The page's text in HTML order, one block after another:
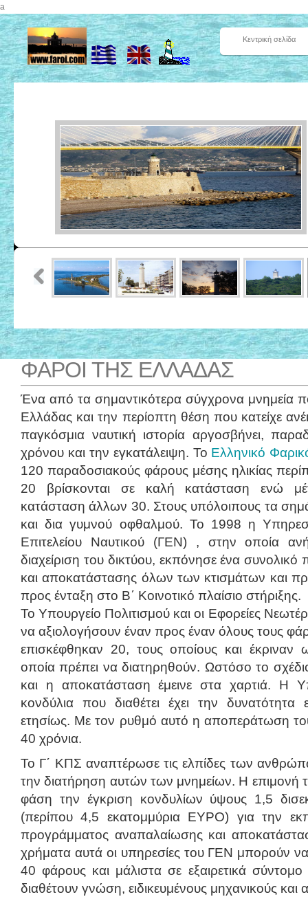
a
Κεντρική σελίδα
ΦΑΡΟΙ ΤΗΣ ΕΛΛΑΔΑΣ
Ένα από τα σημαντικότερα σύγχρονα μνημεία
Ελλάδας και την περίοπτη θέση που κατείχε
παγκόσμια ναυτική ιστορία αργοσβήνει,
χρόνου και την εγκατάλειψη. Το Eλληνικό
120 παραδοσιακούς φάρους μέσης ηλικίας
20 βρίσκονται σε καλή κατάσταση ενώ
κατάσταση άλλων 30. Στους υπόλοιπους τα
και δια γυμνού οφθαλμού. Το 1998 η
Επιτελείου Ναυτικού (ΓΕΝ) , στην οποία
διαχείριση του δικτύου, εκπόνησε ένα
και αποκατάστασης όλων των κτισμάτων και
προς ένταξη στο Β΄ Κοινοτικό πλαίσιο στήριξης.
Το Υπουργείο Πολιτισμού και οι Εφορείες
να αξιολογήσουν έναν προς έναν όλους τους
επισκέφθηκαν 20, τους οποίους και έκριναν
οποία πρέπει να διατηρηθούν. Ωστόσο το
και η αποκατάσταση έμεινε στα χαρτιά. Η
κονδύλια που διαθέτει έχει την
ετησίως. Με τον ρυθμό αυτό η αποπεράτωση
40 χρόνια.
Το Γ΄ ΚΠΣ αναπτέρωσε τις ελπίδες των
την διατήρηση αυτών των μνημείων. Η
φάση την έγκριση κονδυλίων ύψους 1,5
(περίπου 4,5 εκατομμύρια ΕΥΡΟ) για την
προγράμματος αναπαλαίωσης και
χρήματα αυτά οι υπηρεσίες του ΓΕΝ μπορούν
40 φάρους και μάλιστα σε εξαιρετικά σύντομο
διαθέτουν γνώση, ειδικευμένους μηχανικούς και